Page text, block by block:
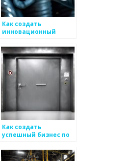
Как создать
инновационный
Как создать
успешный бизнес по
металлоизделий